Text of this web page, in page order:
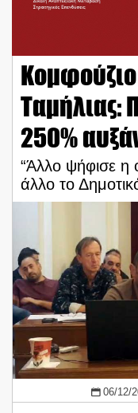
Ταμήλιας:
250%
“Άλλο ψήφισε η
άλλο το
06/12/